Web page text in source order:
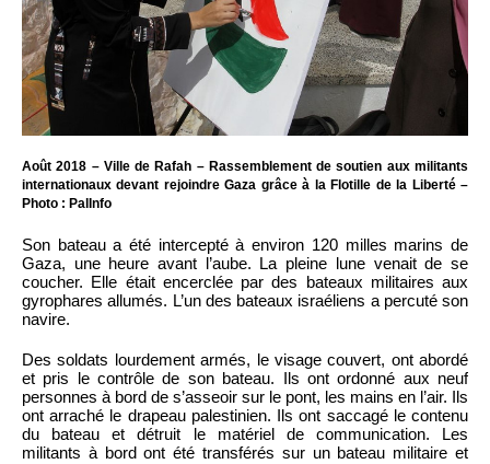
Août 2018 – Ville de Rafah – Rassemblement de soutien aux militants
internationaux devant rejoindre Gaza grâce à la Flotille de la Liberté –
Photo : PalInfo
Son bateau a été intercepté à environ 120 milles marins de
Gaza, une heure avant l’aube. La pleine lune venait de se
coucher. Elle était encerclée par des bateaux militaires aux
gyrophares allumés. L’un des bateaux israéliens a percuté son
navire.
Des soldats lourdement armés, le visage couvert, ont abordé
et pris le contrôle de son bateau. Ils ont ordonné aux neuf
personnes à bord de s’asseoir sur le pont, les mains en l’air. Ils
ont arraché le drapeau palestinien. Ils ont saccagé le contenu
du bateau et détruit le matériel de communication. Les
militants à bord ont été transférés sur un bateau militaire et